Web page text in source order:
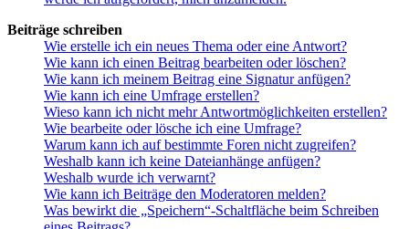
Beiträge schreiben
Wie erstelle ich ein neues Thema oder eine Antwort?
Wie kann ich einen Beitrag bearbeiten oder löschen?
Wie kann ich meinem Beitrag eine Signatur anfügen?
Wie kann ich eine Umfrage erstellen?
Wieso kann ich nicht mehr Antwortmöglichkeiten erstellen?
Wie bearbeite oder lösche ich eine Umfrage?
Warum kann ich auf bestimmte Foren nicht zugreifen?
Weshalb kann ich keine Dateianhänge anfügen?
Weshalb wurde ich verwarnt?
Wie kann ich Beiträge den Moderatoren melden?
Was bewirkt die „Speichern“-Schaltfläche beim Schreiben